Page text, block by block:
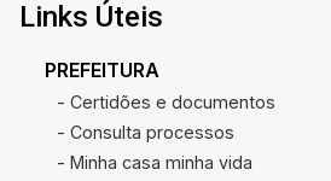
Links Úteis
PREFEITURA
- Certidões e documentos
- Consulta processos
- Minha casa minha vida